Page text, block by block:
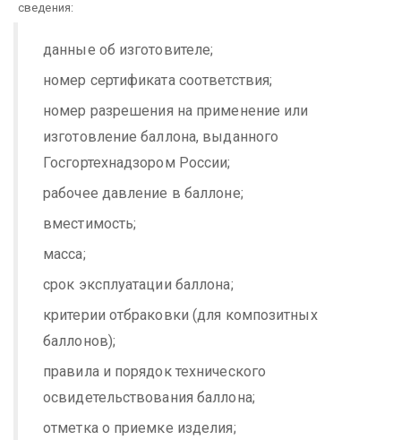
сведения:
данные об изготовителе;
номер сертификата соответствия;
номер разрешения на применение или
изготовление баллона, выданного
Госгортехнадзором России;
рабочее давление в баллоне;
вместимость;
масса;
срок эксплуатации баллона;
критерии отбраковки (для композитных
баллонов);
правила и порядок технического
освидетельствования баллона;
отметка о приемке изделия;